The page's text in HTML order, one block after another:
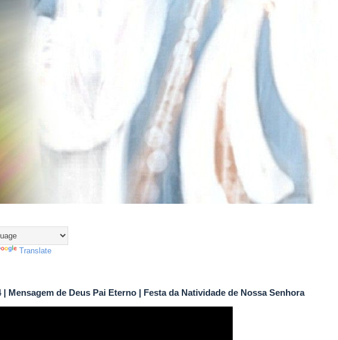
Translate
| Mensagem de Deus Pai Eterno | Festa da Natividade de Nossa Senhora